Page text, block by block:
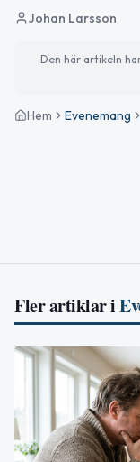
Johan Larsson
Den här artikeln
Hem Evenemang
Fler artiklar i